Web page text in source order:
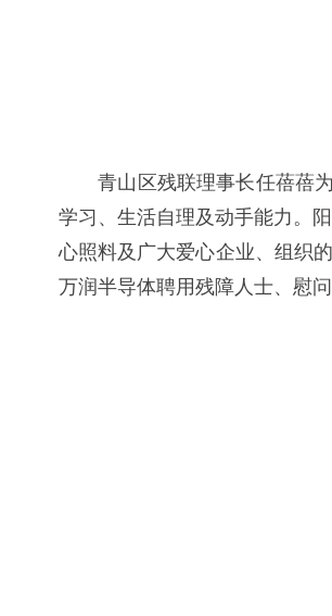
青山区残联理事长任蓓蓓为
学习、生活自理及动手能力。
心照料及广大爱心企业、组织
万润半导体聘用残障人士、慰